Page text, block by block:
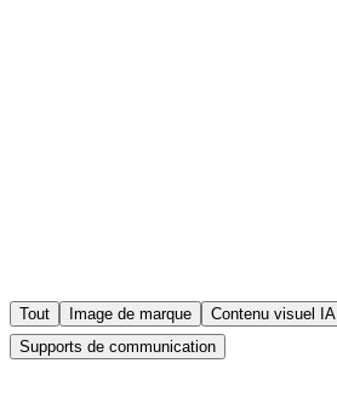
Tout Image de marque
Contenu visuel IA
Supports de communication